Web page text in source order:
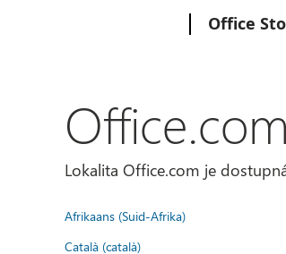
Office
Lokalita Office.com je
Afrikaans (Suid-Afrika)
Català (català)